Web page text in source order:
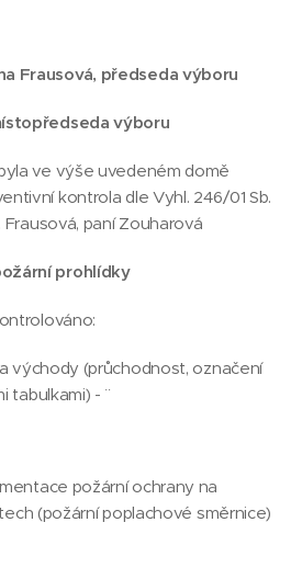
Frausová, předseda výboru
výboru
ve výše uvedeném domě
kontrola dle Vyhl. 246/01 Sb.
paní Zouharová
prohlídky
východy (průchodnost, označení
- ¨
požární ochrany na
(požární poplachové směrnice)